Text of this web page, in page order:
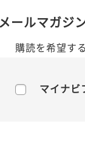
メールマガジ
購読を希望す
マイナビ